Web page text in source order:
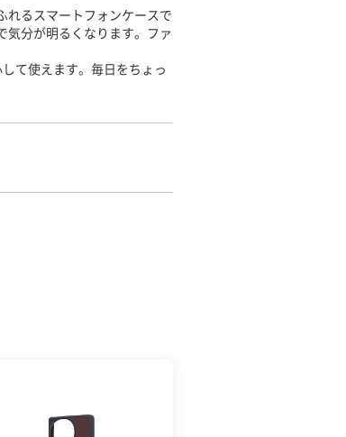
れるスマートフォンケースで
気分が明るくなります。ファ
て使えます。毎日をちょっ